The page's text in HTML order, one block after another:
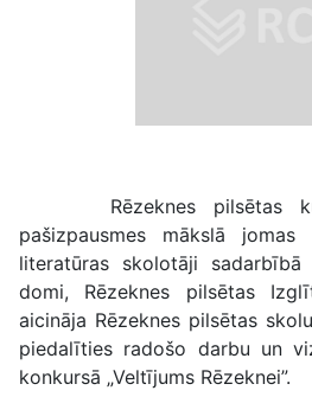
Rēzeknes pilsētas
pašizpausmes mākslā
literatūras skolotāji
domi, Rēzeknes pilsētas
aicināja Rēzeknes pilsētas
piedalīties radošo darbu un
konkursā „Veltījums Rēzeknei”.